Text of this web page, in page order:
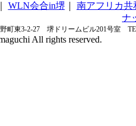
WLN会合in堺
南アフリカ共
ナ
町東3-2-27 堺ドリームビル201号室
All rights reserved.